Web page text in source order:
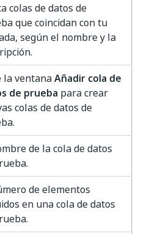
colas de datos de
que coincidan con tu
según el nombre y la
la ventanaAñadir cola de
de prueba para crear
colas de datos de
de la cola de datos
de elementos
en una cola de datos